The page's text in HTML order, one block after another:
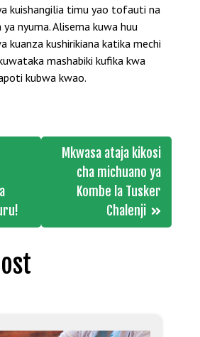
kuishangilia timu yao tofauti na
nyuma. Alisema kuwa huu
kuanza kushirikiana katika mechi
mashabiki kufika kwa
kubwa kwao.
Mkwasa ataja kikosi
cha michuano ya
Kombe la Tusker
Chalenji